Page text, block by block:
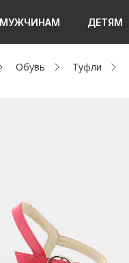
МУЖЧИНАМ ДЕТЯМ
Обувь Туфли